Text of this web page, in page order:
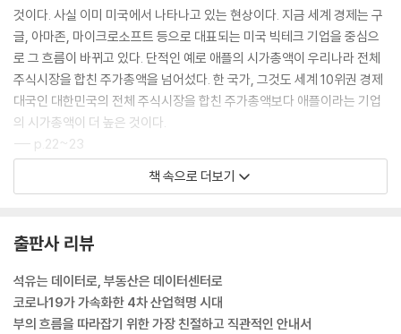
미래의 부 05_이제 세상 모든 정보와 돈은 클라우드로 모인다
-초능력을 가진 양자컴퓨터
-1초에 데이터 1억 개씩을 분석하는 괴물이 사는 곳
-SaaS의 절대강자, 세일즈포스
-세일즈포스 vs 마이크로소프트, 승자는 누가 될 것인가
-아마존은 어떻게 클라우드 기업이 되었나
-지금 세계는 클라우드 전쟁 중이다
-단기폭락과 대폭락의 반복을 이겨내는 힘
-클라우드는 이제 막 시작됐을 뿐이다
미래의 부 06_완전히 새로운 부동산이 온다, 데이터센터
-엔비디아라는 새로운 태양이 뜨고 있다
-뜨거운 감자, 암
-IT 리츠라는 미래형 부동산
것이다. 사실 이미 미국에서 나타나고 있는 현상이다. 지금 세계 경제는 구
글, 아마존, 마이크로소프트 등으로 대표되는 미국 빅테크 기업을 중심으
로 그 흐름이 바뀌고 있다. 단적인 예로 애플의 시가총액이 우리나라 전체
주식시장을 합친 주가총액을 넘어섰다. 한 국가, 그것도 세계 10위권 경제
대국인 대한민국의 전체 주식시장을 합친 주가총액보다 애플이라는 기업
의 시가총액이 더 높은 것이다.
--- p.22~23
나는 이지성TV를 통해 미국 우량주식 투자를 30년 하면 30년 후에 누구
싶지 않다고 했다. 하지만 국가가 우리에게 던져준 미래 보고서를 놓고 생
각해보라. 우리는 앞으로 30년 뒤에 20~30억 원이 필요하게 된다. 우리
에게 정말 돈이 필요한 시기는 젊을 때가 아니라 노년일 때다. 지금은 그나
마 젊음을 밑천 삼아 버틸 수 있지만, 늙어서 쇠약해지면 돈이 있어야만 생
책 속으로 더보기
출판사 리뷰
석유는 데이터로, 부동산은 데이터센터로
코로나19가 가속화한 4차 산업혁명 시대
부의 흐름을 따라잡기 위한 가장 친절하고 직관적인 안내서